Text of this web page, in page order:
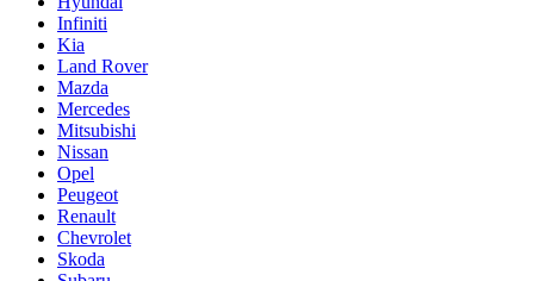
Infiniti
Kia
Land Rover
Mazda
Mercedes
Mitsubishi
Nissan
Opel
Peugeot
Renault
Chevrolet
Skoda